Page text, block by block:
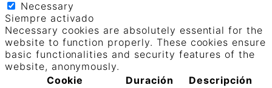
Necessary
Siempre activado
Necessary cookies are absolutely essential for the
website to function properly. These cookies ensure
basic functionalities and security features of the
website, anonymously.
Cookie
Duración Descripción